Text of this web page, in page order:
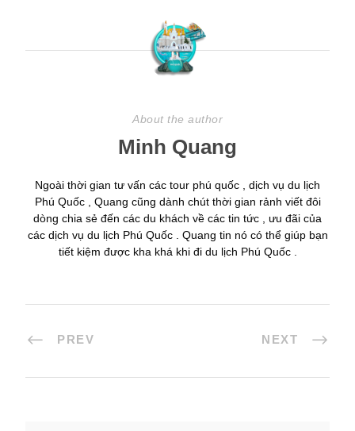
About the author
Minh Quang
Ngoài thời gian tư vấn các tour phú quốc , dịch vụ du lịch
Phú Quốc , Quang cũng dành chút thời gian rảnh viết đôi
dòng chia sẻ đến các du khách về các tin tức , ưu đãi của
các dịch vụ du lịch Phú Quốc . Quang tin nó có thể giúp bạn
tiết kiệm được kha khá khi đi du lịch Phú Quốc .
PREV NEXT